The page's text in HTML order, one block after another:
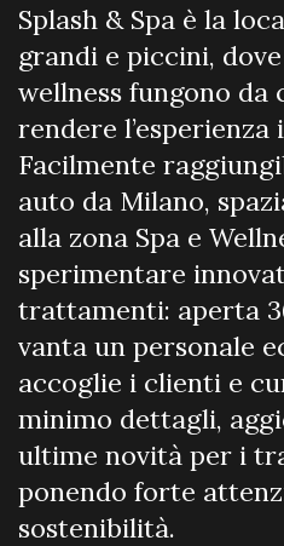
Splash & Spa è la
grandi e piccini,
wellness fungono da
rendere
Facilmente
auto da Milano,
alla zona Spa e
sperimentare
trattamenti: aperta
vanta un personale
accoglie i clienti e
minimo dettagli,
ultime novità per i
ponendo forte
sostenibilità.